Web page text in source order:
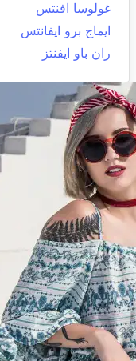
غولوسا افنتس
ايماج برو ايفانتس
ران باو ايفنتز